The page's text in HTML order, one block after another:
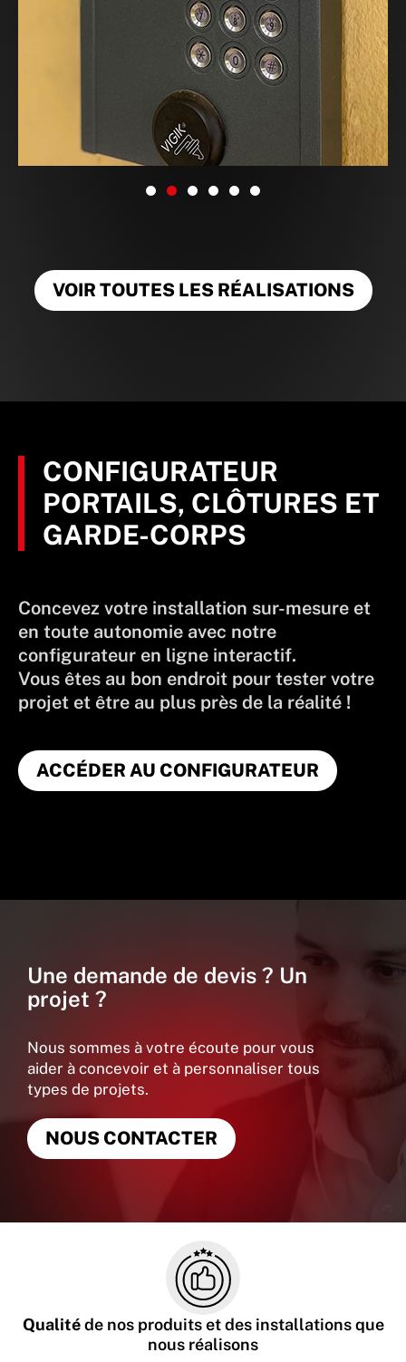
VOIR TOUTES LES RÉALISATIONS
CONFIGURATEUR
PORTAILS, CLÔTURES ET
GARDE-CORPS
Concevez votre installation sur-mesure et
en toute autonomie avec notre
configurateur en ligne interactif.
Vous êtes au bon endroit pour tester votre
projet et être au plus près de la réalité !
ACCÉDER AU CONFIGURATEUR
Une demande de devis ? Un
projet ?
Nous sommes à votre écoute pour vous
aider à concevoir et à personnaliser tous
types de projets.
NOUS CONTACTER
Qualitéde nos produits et des installations que
nous réalisons